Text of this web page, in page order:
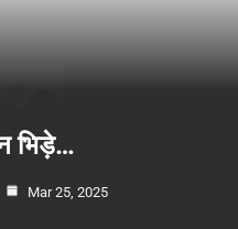
भिड़े…
Mar 25, 2025